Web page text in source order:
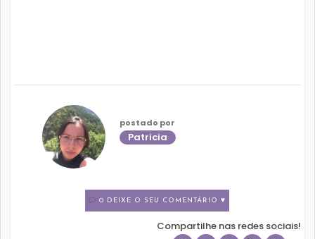
postado por
Patricia
0 DEIXE O SEU COMENTÁRIO ♥
Compartilhe nas redes sociais!